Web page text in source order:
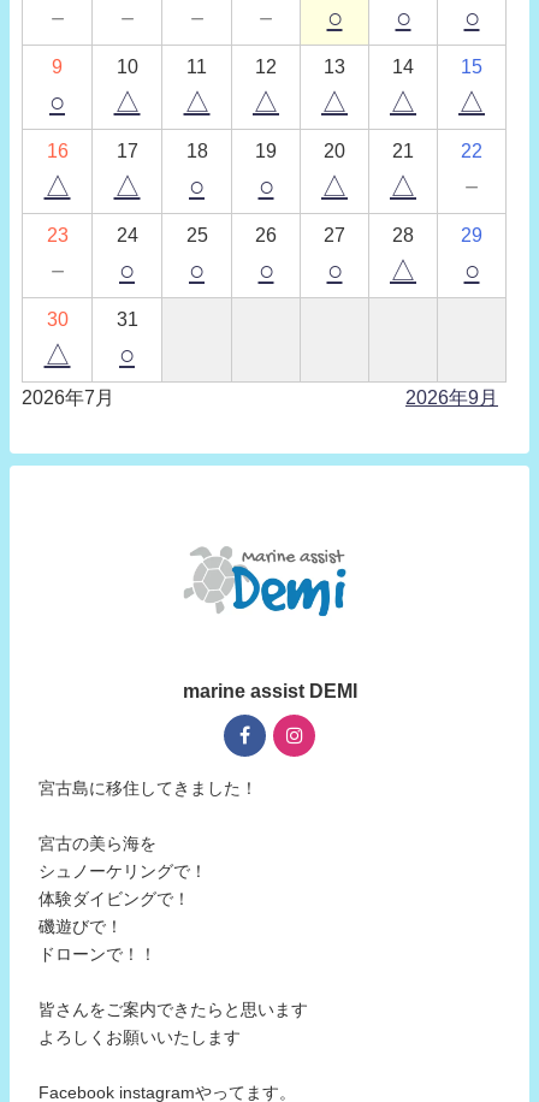
－ － － － ○ ○ ○
9
○
10
△
11
△
12
△
13
△
14
△
15
△
16
△
17
△
18
○
19
○
20
△
21
△
22
－
23
－
24
○
25
○
26
○
27
○
28
△
29
○
30
△
31
○
2026年7月 2026年9月
marine assist DEMI
宮古島に移住してきました！
宮古の美ら海を
シュノーケリングで！
体験ダイビングで！
磯遊びで！
ドローンで！！
皆さんをご案内できたらと思います
よろしくお願いいたします
Facebook instagramやってます。